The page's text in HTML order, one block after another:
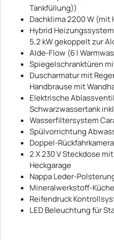
Tankfüllung))
Dachklima 2200 W (mit
Hybrid
5,2 kW gekoppelt zur
Alde-Flow (6 l
Spiegelschranktüren
Duscharmatur mit
Handbrause mit
Elektrische
Schwarzwassertank
Wasserfiltersystem
Spülvorrichtung
Doppel-
2 X 230 V Steckdose
Heckgarage
Nappa Leder-
Mineralwerkstoff-
Reifendruck
LED Beleuchtung für